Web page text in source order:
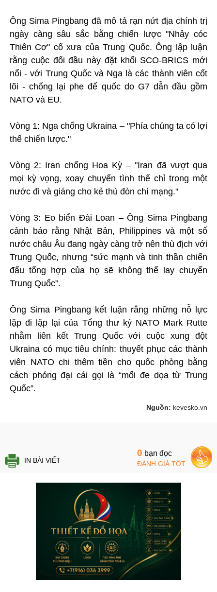
Ông Sima Pingbang đã mô tả rạn nứt địa chính trị
ngày càng sâu sắc bằng chiến lược "Nhảy cóc
Thiên Cơ" cổ xưa của Trung Quốc. Ông lập luận
rằng cuộc đối đầu này đặt khối SCO-BRICS mới
nổi - với Trung Quốc và Nga là các thành viên cốt
lõi - chống lại phe đế quốc do G7 dẫn đầu gồm
NATO và EU.
Vòng 1: Nga chống Ukraina – "Phía chúng ta có lợi
thế chiến lược."
Vòng 2: Iran chống Hoa Kỳ – "Iran đã vượt qua
mọi kỳ vọng, xoay chuyển tình thế chỉ trong một
nước đi và giáng cho kẻ thù đòn chí mạng."
Vòng 3: Eo biển Đài Loan – Ông Sima Pingbang
cảnh báo rằng Nhật Bản, Philippines và một số
nước châu Âu đang ngày càng trở nên thù địch với
Trung Quốc, nhưng “sức mạnh và tinh thần chiến
đấu tổng hợp của họ sẽ không thể lay chuyển
Trung Quốc”.
Ông Sima Pingbang kết luận rằng những nỗ lực
lặp đi lặp lại của Tổng thư ký NATO Mark Rutte
nhằm liên kết Trung Quốc với cuộc xung đột
Ukraina có mục tiêu chính: thuyết phục các thành
viên NATO chi thêm tiền cho quốc phòng bằng
cách phóng đại cái gọi là “mối đe dọa từ Trung
Quốc”.
Nguồn: kevesko.vn
IN BÀI VIẾT
0 bạn đọc
ĐÁNH GIÁ TỐT